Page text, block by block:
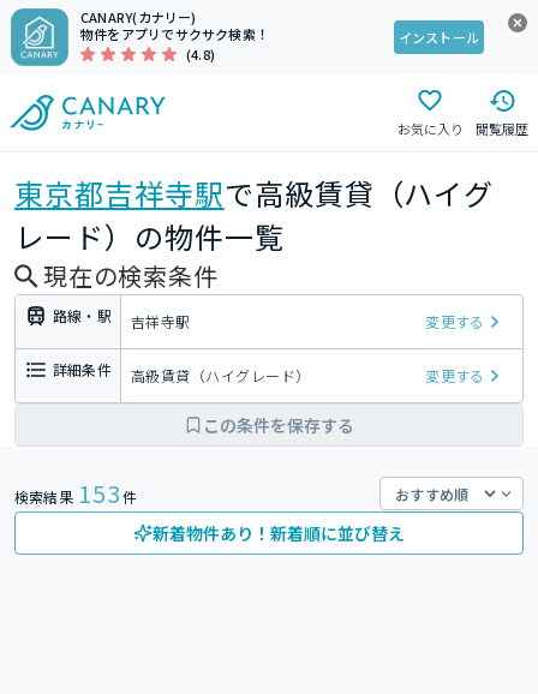
CANARY(カナリー)
物件をアプリでサクサク検索！
(4.8)
インストール
お気に入り 閲覧履歴
東京都吉祥寺駅で高級賃貸（ハイグ
レード）の物件一覧
現在の検索条件
路線・駅 吉祥寺駅 変更する
詳細条件 高級賃貸（ハイグレード） 変更する
この条件を保存する
検索結果 153件
新着物件あり！新着順に並び替え